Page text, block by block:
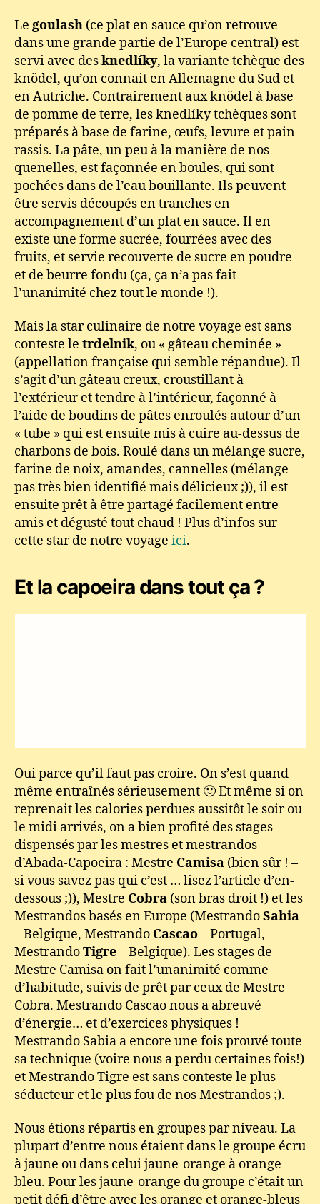
Le goulash (ce plat en sauce qu’on retrouve
dans une grande partie de l’Europe central) est
servi avec desknedlíky, la variante tchèque des
knödel, qu’on connait en Allemagne du Sud et
en Autriche. Contrairement aux knödel à base
de pomme de terre, les knedlíky tchèques sont
préparés à base de farine, œufs, levure et pain
rassis. La pâte, un peu à la manière de nos
quenelles, est façonnée en boules, qui sont
pochées dans de l’eau bouillante. Ils peuvent
être servis découpés en tranches en
accompagnement d’un plat en sauce. Il en
existe une forme sucrée, fourrées avec des
fruits, et servie recouverte de sucre en poudre
et de beurre fondu (ça, ça n’a pas fait
l’unanimité chez tout le monde !).
Mais la star culinaire de notre voyage est sans
conteste le trdelnik, ou « gâteau cheminée »
(appellation française qui semble répandue). Il
s’agit d’un gâteau creux, croustillant à
l’extérieur et tendre à l’intérieur, façonné à
l’aide de boudins de pâtes enroulés autour d’un
« tube » qui est ensuite mis à cuire au-dessus de
charbons de bois. Roulé dans un mélange sucre,
farine de noix, amandes, cannelles (mélange
pas très bien identifié mais délicieux ;)), il est
ensuite prêt à être partagé facilement entre
amis et dégusté tout chaud ! Plus d’infos sur
cette star de notre voyage ici.
Et la capoeira dans tout ça ?
Oui parce qu’il faut pas croire. On s’est quand
même entraînés sérieusement 🙂 Et même si on
reprenait les calories perdues aussitôt le soir ou
le midi arrivés, on a bien profité des stages
dispensés par les mestres et mestrandos
d’Abada-Capoeira : Mestre Camisa (bien sûr ! –
si vous savez pas qui c’est … lisez l’article d’en-
dessous ;)), Mestre Cobra (son bras droit !) et les
Mestrandos basés en Europe (MestrandoSabia
– Belgique, Mestrando Cascao– Portugal,
MestrandoTigre– Belgique). Les stages de
Mestre Camisa on fait l’unanimité comme
d’habitude, suivis de prêt par ceux de Mestre
Cobra. Mestrando Cascao nous a abreuvé
d’énergie… et d’exercices physiques !
Mestrando Sabia a encore une fois prouvé toute
sa technique (voire nous a perdu certaines fois!)
et Mestrando Tigre est sans conteste le plus
séducteur et le plus fou de nos Mestrandos ;).
Nous étions répartis en groupes par niveau. La
plupart d’entre nous étaient dans le groupe écru
à jaune ou dans celui jaune-orange à orange
bleu. Pour les jaune-orange du groupe c’était un
petit défi d’être avec les orange et orange-bleus